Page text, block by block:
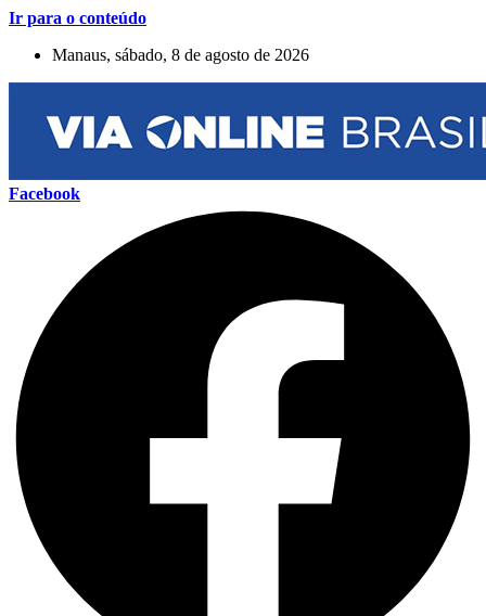
Ir para o conteúdo
Manaus, sábado, 8 de agosto de 2026
Facebook